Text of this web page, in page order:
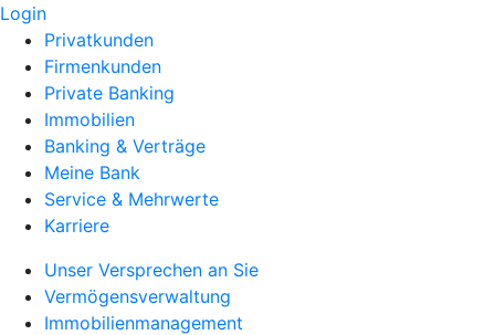
Login
Privatkunden
Firmenkunden
Private Banking
Immobilien
Banking & Verträge
Meine Bank
Service & Mehrwerte
Karriere
Unser Versprechen an Sie
Vermögensverwaltung
Immobilienmanagement